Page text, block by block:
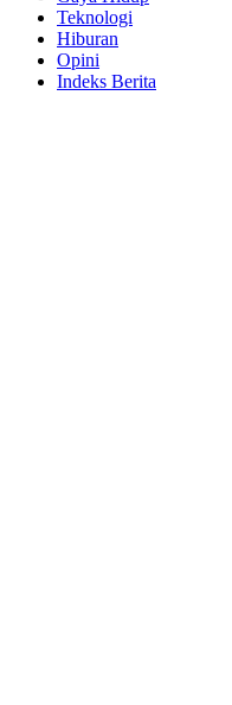
Teknologi
Hiburan
Opini
Indeks Berita